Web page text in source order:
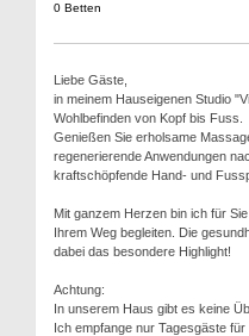
0 Betten
Liebe Gäste,
in meinem Hauseigenen Studio
Wohlbefinden von Kopf bis Fuss.
Genießen Sie erholsame
regenerierende Anwendungen
kraftschöpfende Hand- und
Mit ganzem Herzen bin ich für
Ihrem Weg begleiten. Die
dabei das besondere Highlight!
Achtung:
In unserem Haus gibt es keine
Ich empfange nur Tagesgäste